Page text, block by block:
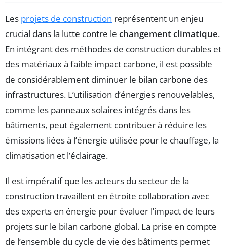
Les projets de construction représentent un enjeu
crucial dans la lutte contre le changement climatique.
En intégrant des méthodes de construction durables et
des matériaux à faible impact carbone, il est possible
de considérablement diminuer le bilan carbone des
infrastructures. L’utilisation d’énergies renouvelables,
comme les panneaux solaires intégrés dans les
bâtiments, peut également contribuer à réduire les
émissions liées à l’énergie utilisée pour le chauffage, la
climatisation et l’éclairage.
Il est impératif que les acteurs du secteur de la
construction travaillent en étroite collaboration avec
des experts en énergie pour évaluer l’impact de leurs
projets sur le bilan carbone global. La prise en compte
de l’ensemble du cycle de vie des bâtiments permet